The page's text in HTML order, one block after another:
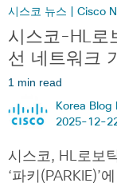
시스코 뉴스 | Cisco
시스코-HL로
선 네트워크
1 min read
Korea Blog
2025-12-
시스코, HL로보
‘파키(PARKIE)’